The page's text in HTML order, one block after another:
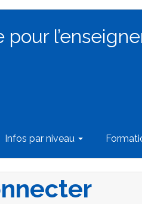
Infos par niveau